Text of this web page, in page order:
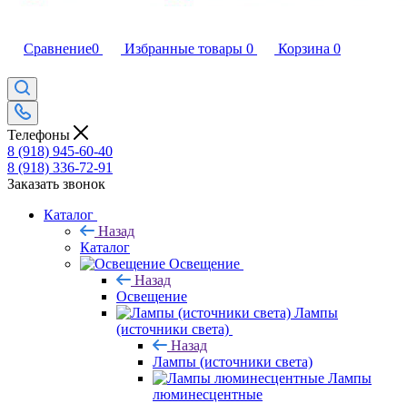
Сравнение0 Избранные товары 0 Корзина 0
Телефоны
8 (918) 945-60-40
8 (918) 336-72-91
Заказать звонок
Каталог
Назад
Каталог
Освещение
Назад
Освещение
Лампы
(источники света)
Назад
Лампы (источники света)
Лампы
люминесцентные